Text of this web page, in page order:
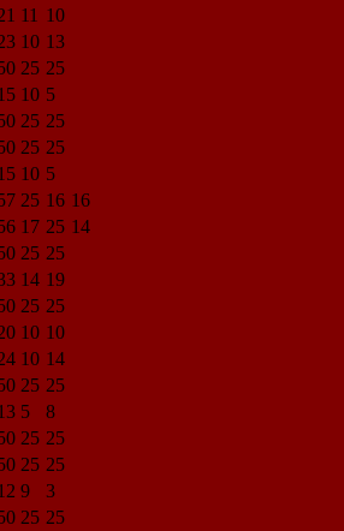
11 10
10 13
25 25
10 5
25 25
25 25
10 5
25 16 16
17 25 14
25 25
14 19
25 25
10 10
10 14
25 25
5
8
25 25
25 25
9
3
25 25